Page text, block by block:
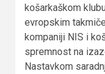
košarkaškom
evropskim
kompaniji NIS i
spremnost na
Nastavkom